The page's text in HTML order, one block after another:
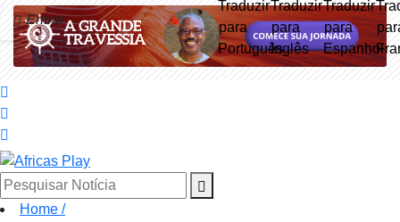
Entrar
Pesquisar Notícia
Home /